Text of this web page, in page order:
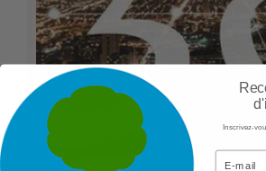
Inscrivez-
Email